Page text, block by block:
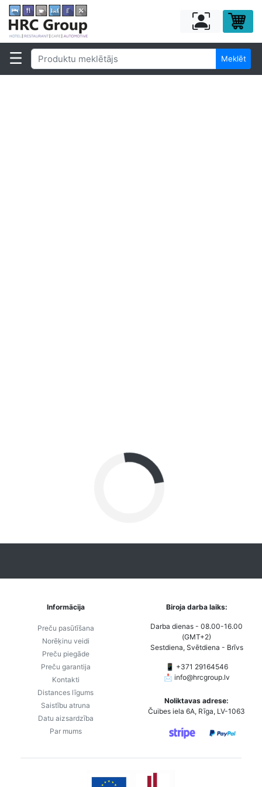
Meklēt
Informācija
Preču pasūtīšana
Norēķinu veidi
Preču piegāde
Preču garantija
Kontakti
Distances līgums
Saistību atruna
Datu aizsardzība
Par mums
Biroja darba laiks:
Darba dienas - 08.00-16.00
(GMT+2)
Sestdiena, Svētdiena - Brīvs
📱 +371 29164546
📩 info@hrcgroup.lv
Noliktavas adrese:
Čuibes iela 6A, Rīga, LV-1063